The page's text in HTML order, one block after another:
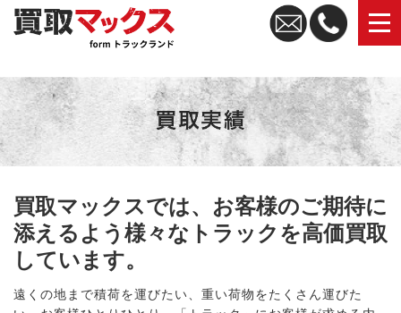
トラック買取なら買取マックス｜全国無料査定・高価買取
買取マックスでは、お客様のご期待に
添えるよう様々なトラックを高価買取
しています。
遠くの地まで積荷を運びたい、重い荷物をたくさん運びた